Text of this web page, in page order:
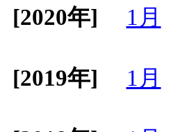
[2020年]
1月
[2019年]
1月